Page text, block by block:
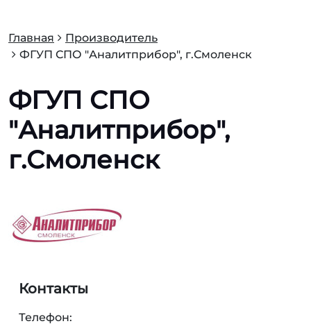
Главная
Производитель
ФГУП СПО "Аналитприбор", г.Смоленск
ФГУП СПО
"Аналитприбор",
г.Смоленск
Контакты
Телефон: